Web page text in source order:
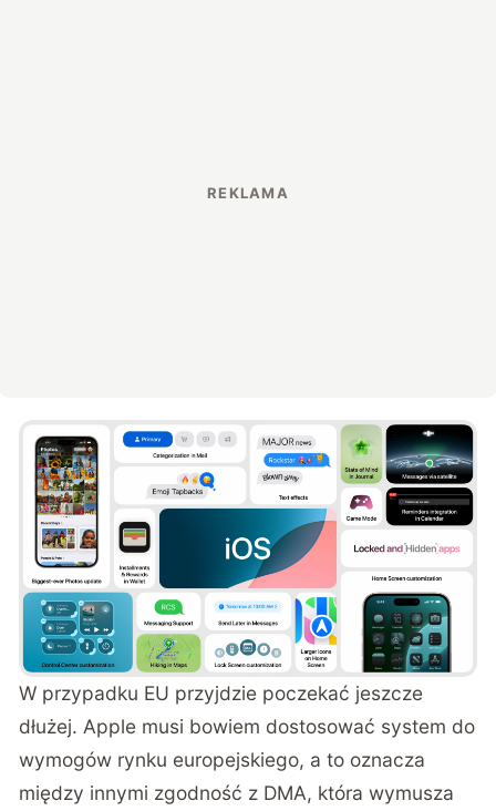
W przypadku EU przyjdzie poczekać jeszcze
dłużej. Apple musi bowiem dostosować system do
wymogów rynku europejskiego, a to oznacza
między innymi zgodność z DMA, która wymusza